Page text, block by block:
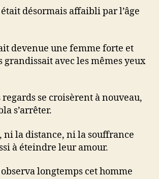
désormais affaibli par l’âge
devenue une femme forte et
grandissait avec les mêmes yeux
se croisèrent à nouveau,
s’arrêter.
ni la distance, ni la souffrance
à éteindre leur amour.
longtemps cet homme